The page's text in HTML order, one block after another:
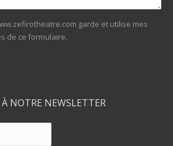
garde et utilise mes
de ce formulaire.
NOTRE NEWSLETTER